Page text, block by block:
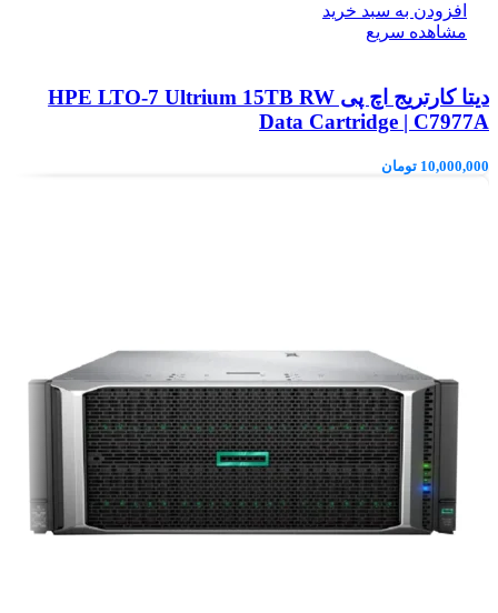
افزودن به سبد خرید
مشاهده سریع
دیتا کارتریج اچ پی HPE LTO‑7 Ultrium 15TB RW
Data Cartridge | C7977A
10,000,000 تومان